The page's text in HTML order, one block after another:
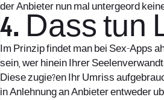
der Anbieter nun mal untergeord
4. Dass tun
Im Prinzip findet man bei Sex-Apps
sein, wer hinein Ihrer
Diese zugie?en Ihr Umriss
in Anlehnung an Anbieter entweder